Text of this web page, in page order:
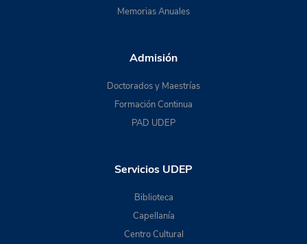
Memorias Anuales
Admisión
Doctorados y Maestrías
Formación Continua
PAD UDEP
Servicios UDEP
Biblioteca
Capellanía
Centro Cultural